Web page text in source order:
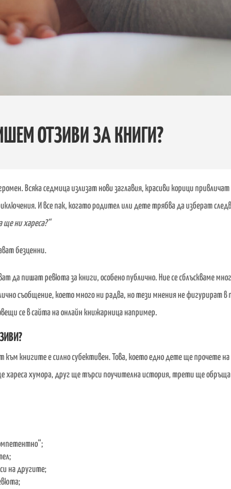
ОТЗИВИ ЗА КНИГИ?
Всяка седмица излизат нови заглавия, красиви корици
И все пак, когато родител или дете трябва да изберат
ни хареса?“
безценни.
да пишат ревюта за книги, особено публично. Ние се сблъскваме
съобщение, което много ни радва, но тези мнения не фигурират в
се в сайта на онлайн книжарница например.
към книгите е силно субективен. Това, което едно дете ще прочете
хареса хумора, друг ще търси поучителна история, трети ще
на другите;